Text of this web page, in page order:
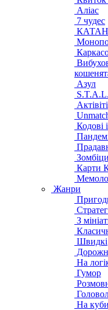
Аліас
7 чудес
КАТАН
Азул
Актівіті
Кодові
Карти
Жанри
З
Швидкі
На
Гумор
На